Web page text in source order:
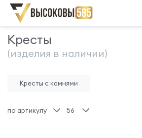
Главная Склад готовой продукции
Кресты
(изделия в наличии)
Кресты с камнями
по артикулу 56